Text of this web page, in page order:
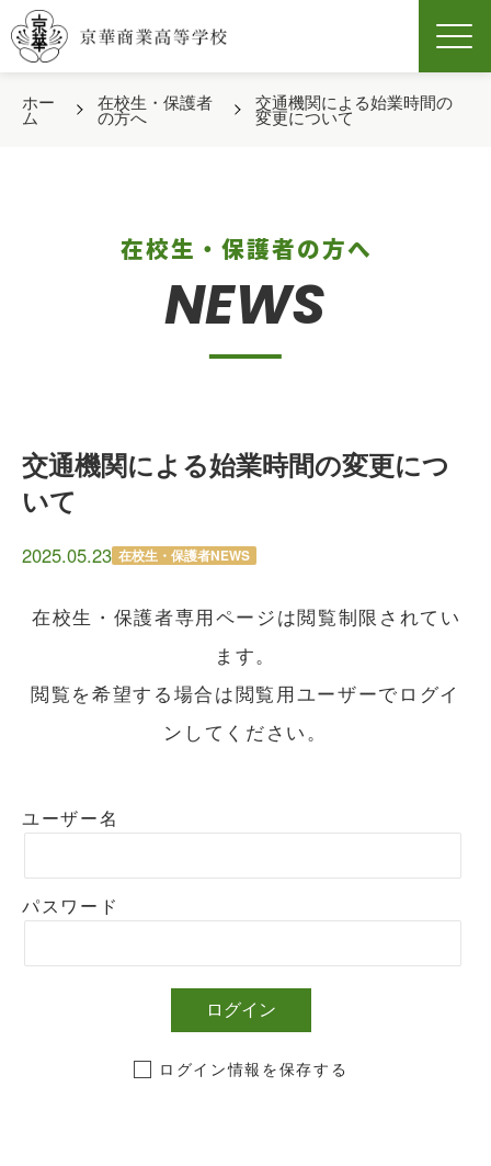
ホー
ム
在校生・保護者
の方へ
交通機関による始業時間の
変更について
在校生・保護者の方へ
NEWS
交通機関による始業時間の変更につ
いて
2025.05.23 在校生・保護者NEWS
在校生・保護者専用ページは閲覧制限されてい
ます。
閲覧を希望する場合は閲覧用ユーザーでログイ
ンしてください。
ユーザー名
パスワード
ログイン情報を保存する